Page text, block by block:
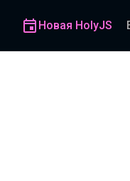
Новая HolyJS